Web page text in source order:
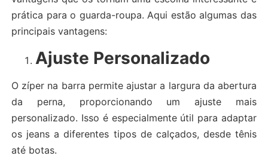
prática para o guarda-roupa. Aqui estão algumas das
principais vantagens:
Ajuste Personalizado
O zíper na barra permite ajustar a largura da abertura
da perna, proporcionando um ajuste mais
personalizado. Isso é especialmente útil para adaptar
os jeans a diferentes tipos de calçados, desde tênis
até botas.